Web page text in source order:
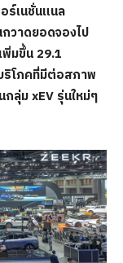
ร์เนชั่นแนล
วาดยอดจองไป
มขึ้น 29.1
ริโภคที่มีต่อสภาพ
ลุ่ม xEV รุ่นใหม่ๆ